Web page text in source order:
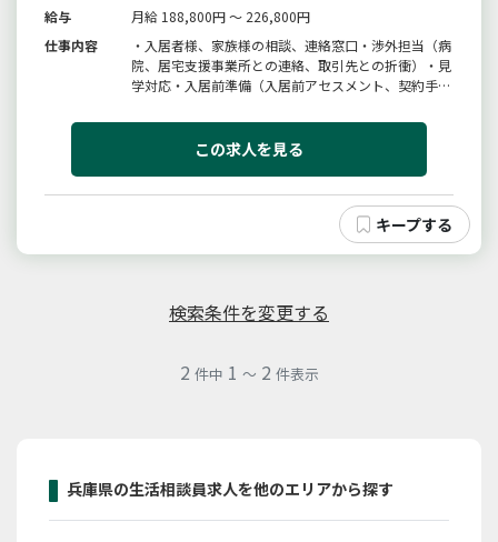
給与
月給 188,800円 ～ 226,800円
仕事内容
・入居者様、家族様の相談、連絡窓口・渉外担当（病
院、居宅支援事業所との連絡、取引先との折衝）・見
学対応・入居前準備（入居前アセスメント、契約手続
き添い・事務所での来館者や電話、問い合わせ等の対
応・フロア現場との調整対応業務（担当制）※施設定
この求人を見る
検索条件を変更する
2 件中 1 ～ 2 件表示
兵庫県の生活相談員求人を他のエリアから探す